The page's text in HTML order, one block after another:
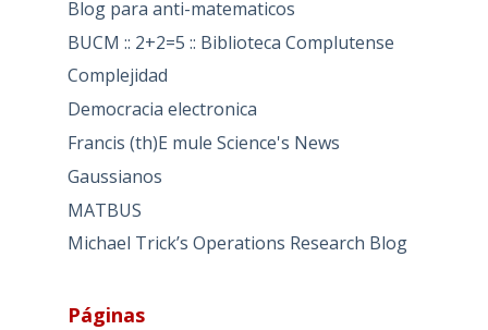
Blog para anti-matematicos
BUCM :: 2+2=5 :: Biblioteca Complutense
Complejidad
Democracia electronica
Francis (th)E mule Science's News
Gaussianos
MATBUS
Michael Trick’s Operations Research Blog
Páginas